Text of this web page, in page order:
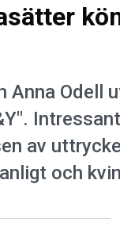
Anna Odell
av
och